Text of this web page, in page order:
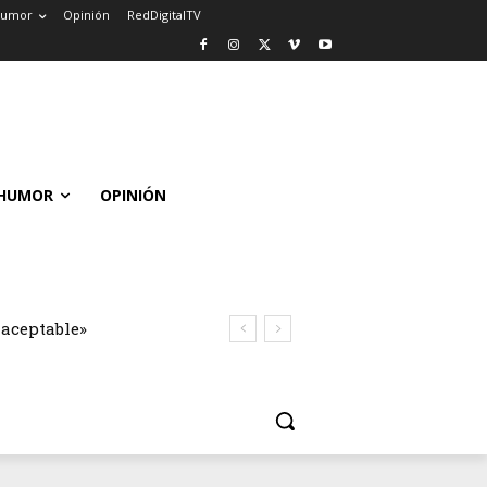
Opinión RedDigitalTV
OPINIÓN